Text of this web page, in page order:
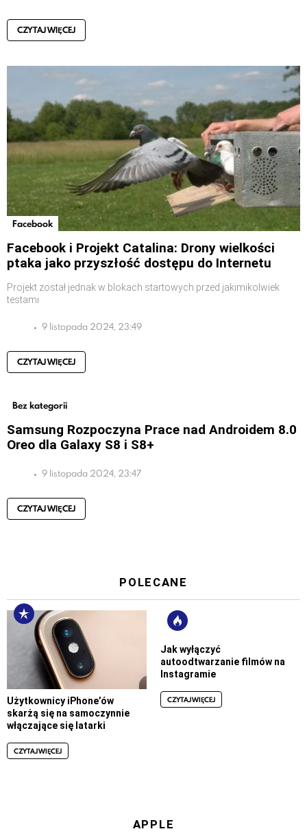
CZYTAJ WIĘCEJ
Facebook
Facebook i Projekt Catalina: Drony wielkości
ptaka jako przyszłość dostępu do Internetu
Projekt został jednak w blokach startowych przed jakimikolwiek
testami
9 listopada 2024, 23:49
CZYTAJ WIĘCEJ
Bez kategorii
Samsung Rozpoczyna Prace nad Androidem 8.0
Oreo dla Galaxy S8 i S8+
9 listopada 2024, 23:47
CZYTAJ WIĘCEJ
POLECANE
Użytkownicy iPhone’ów
skarżą się na samoczynnie
włączające się latarki
CZYTAJ WIĘCEJ
Jak wyłączyć
autoodtwarzanie filmów na
Instagramie
CZYTAJ WIĘCEJ
APPLE